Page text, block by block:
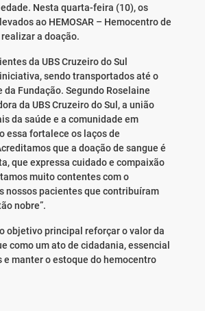
Nesta quarta-feira (10), os
ao HEMOSAR – Hemocentro de
a doação.
da UBS Cruzeiro do Sul
sendo transportados até o
da Fundação. Segundo Roselaine
da UBS Cruzeiro do Sul, a união
da saúde e a comunidade em
essa fortalece os laços de
que a doação de sangue é
que expressa cuidado e compaixão
muito contentes com o
nossos pacientes que contribuíram
nobre”.
objetivo principal reforçar o valor da
como um ato de cidadania, essencial
e manter o estoque do hemocentro